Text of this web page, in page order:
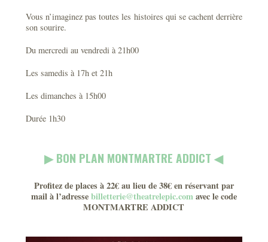
Vous n’imaginez pas toutes les histoires qui se cachent derrière
son sourire.
Du mercredi au vendredi à 21h00
Les samedis à 17h et 21h
Les dimanches à 15h00
Durée 1h30
▶︎ BON PLAN MONTMARTRE ADDICT ◀︎
Profitez de places à 22€ au lieu de 38€ en réservant par
mail à l’adressebilletterie@theatrelepic.comavec le code
MONTMARTRE ADDICT